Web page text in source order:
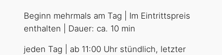
Beginn mehrmals am Tag | Im Eintrittspreis
enthalten | Dauer: ca. 10 min
jeden Tag | ab 11:00 Uhr stündlich, letzter